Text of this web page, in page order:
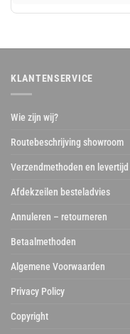
€ 12,78.
€ 10,65.
KLANTENSERVICE
Wie zijn wij?
Routebeschrijving showroom
Verzendmethoden en levertijd
Afdekzeilen besteladvies
Annuleren – retourneren
Betaalmethoden
Algemene Voorwaarden
Privacy Policy
Copyright